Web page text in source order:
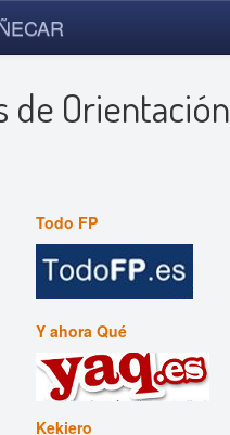
de Orientación
Todo FP
Y ahora Qué
Kekiero